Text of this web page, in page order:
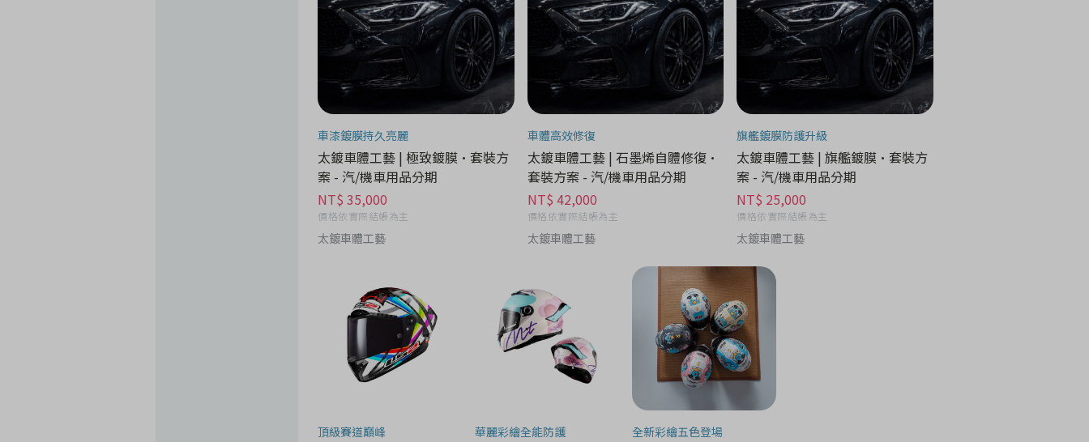
車漆鍍膜持久亮麗
太鍍車體工藝 | 極致鍍膜•套裝方
案 - 汽/機車用品分期
NT$ 35,000
價格依實際結帳為主
太鍍車體工藝
車體高效修復
太鍍車體工藝 | 石墨烯自體修復•
套裝方案 - 汽/機車用品分期
NT$ 42,000
價格依實際結帳為主
太鍍車體工藝
旗艦鍍膜防護升級
太鍍車體工藝 | 旗艦鍍膜•套裝方
案 - 汽/機車用品分期
NT$ 25,000
價格依實際結帳為主
太鍍車體工藝
頂級賽道巔峰 華麗彩繪全能防護 全新彩繪五色登場